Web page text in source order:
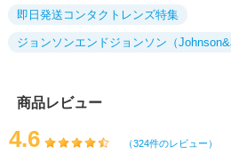
即日発送コンタクトレンズ特集
ジョンソンエンドジョンソン（
商品レビュー
4.6 （324件のレビュー）